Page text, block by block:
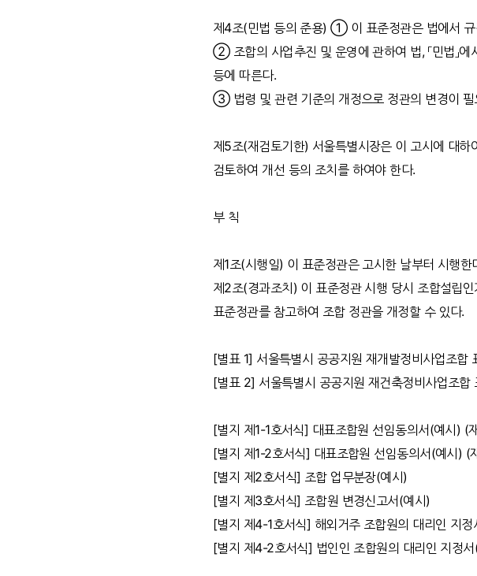
제4조(민법 등의 준용) ① 이 표준정관은 법에서 규
② 조합의 사업추진 및 운영에 관하여 법, 「민법」
등에 따른다.
③ 법령 및 관련 기준의 개정으로 정관의 변경이 필
제5조(재검토기한) 서울특별시장은 이 고시에 대
검토하여 개선 등의 조치를 하여야 한다.
부 칙
제1조(시행일) 이 표준정관은 고시한 날부터 시행한
제2조(경과조치) 이 표준정관 시행 당시 조합설립
표준정관를 참고하여 조합 정관을 개정할 수 있다.
[별표 1] 서울특별시 공공지원 재개발정비사업조합
[별표 2] 서울특별시 공공지원 재건축정비사업조합
[별지 제1-1호서식] 대표조합원 선임동의서(예시) (
[별지 제1-2호서식] 대표조합원 선임동의서(예시) (
[별지 제2호서식] 조합 업무분장(예시)
[별지 제3호서식] 조합원 변경신고서(예시)
[별지 제4-1호서식] 해외거주 조합원의 대리인 지정
[별지 제4-2호서식] 법인인 조합원의 대리인 지정서